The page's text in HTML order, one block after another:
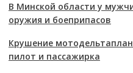
В Минской области у
оружия и боеприпасов
Крушение
пилот и пассажирка